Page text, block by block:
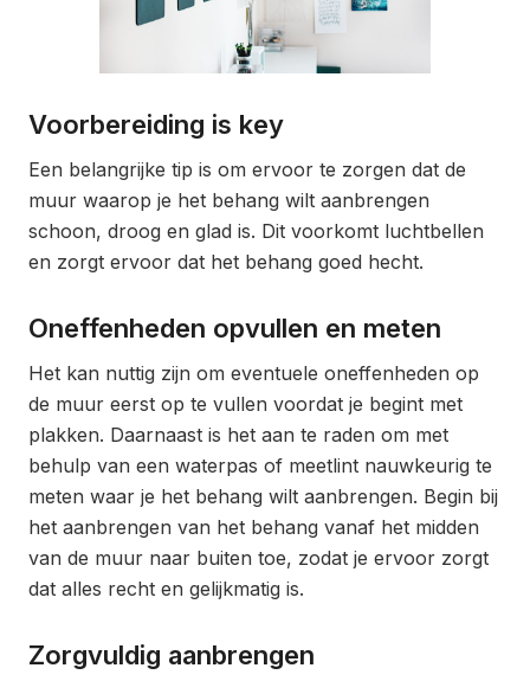
Voorbereiding is key
Een belangrijke tip is om ervoor te zorgen dat de
muur waarop je het behang wilt aanbrengen
schoon, droog en glad is. Dit voorkomt luchtbellen
en zorgt ervoor dat het behang goed hecht.
Oneffenheden opvullen en meten
Het kan nuttig zijn om eventuele oneffenheden op
de muur eerst op te vullen voordat je begint met
plakken. Daarnaast is het aan te raden om met
behulp van een waterpas of meetlint nauwkeurig te
meten waar je het behang wilt aanbrengen. Begin bij
het aanbrengen van het behang vanaf het midden
van de muur naar buiten toe, zodat je ervoor zorgt
dat alles recht en gelijkmatig is.
Zorgvuldig aanbrengen